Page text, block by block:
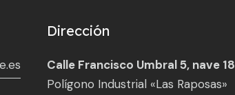
Dirección
Calle Francisco Umbral 5, nave 18
Polígono Industrial «Las Raposas»